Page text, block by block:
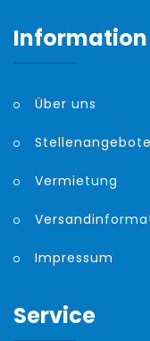
Information
Über uns
Stellenangebote
Vermietung
Impressum
Service